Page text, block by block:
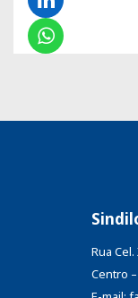
Rua
Centro